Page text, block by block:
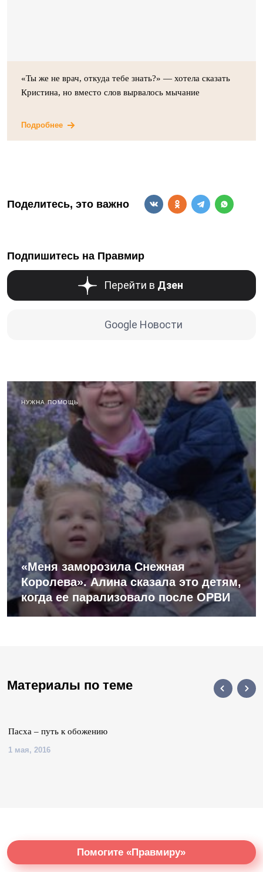
«Ты же не врач, откуда тебе знать?» — хотела сказать
Кристина, но вместо слов вырвалось мычание
Подробнее
Поделитесь, это важно
Подпишитесь на Правмир
Перейти в Дзен
Google Новости
НУЖНА ПОМОЩЬ
«Меня заморозила Снежная
Королева». Алина сказала это детям,
когда ее парализовало после ОРВИ
Материалы по теме
Пасха – путь к обожению
1 мая, 2016
Помогите «Правмиру»